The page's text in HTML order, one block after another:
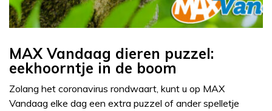
MAX Vandaag dieren puzzel:
eekhoorntje in de boom
Zolang het coronavirus rondwaart, kunt u op MAX
Vandaag elke dag een extra puzzel of ander spelletje